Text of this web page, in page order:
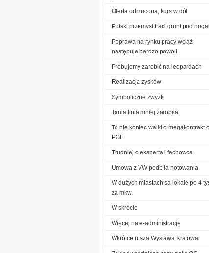
Oferta odrzucona, kurs w dół
Polski przemysł traci grunt pod
Poprawa na rynku pracy wciąż
następuje bardzo powoli
Próbujemy zarobić na leopardach
Realizacja zysków
Symboliczne zwyżki
Tania linia mniej zarobiła
To nie koniec walki o megakontrakt
PGE
Trudniej o eksperta i fachowca
Umowa z VW podbiła notowania
W dużych miastach są lokale po 4
za mkw.
W skrócie
Więcej na e-administrację
Wkrótce rusza Wystawa Krajowa